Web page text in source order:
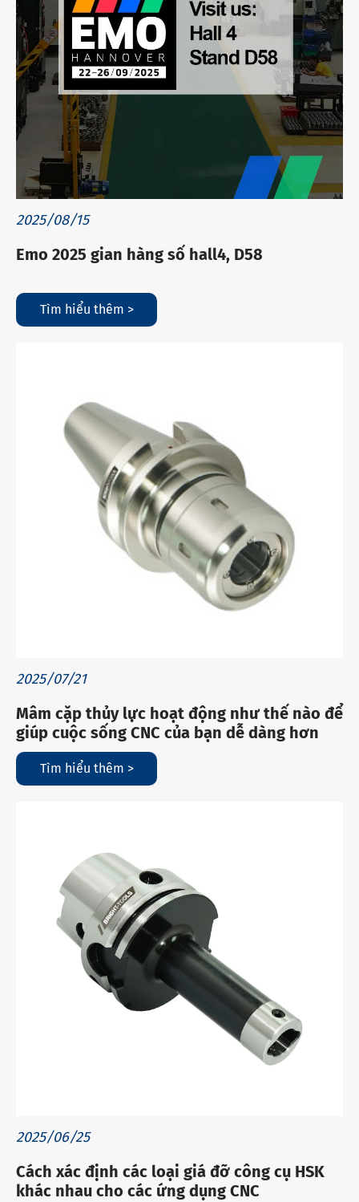
2025/08/15
Emo 2025 gian hàng số hall4, D58
Tìm hiểu thêm >
2025/07/21
Mâm cặp thủy lực hoạt động như thế nào để
giúp cuộc sống CNC của bạn dễ dàng hơn
Tìm hiểu thêm >
2025/06/25
Cách xác định các loại giá đỡ công cụ HSK
khác nhau cho các ứng dụng CNC